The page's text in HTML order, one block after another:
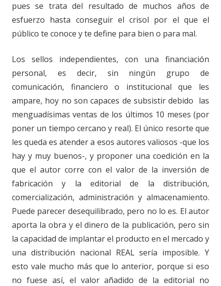
pues se trata del resultado de muchos años de
esfuerzo hasta conseguir el crisol por el que el
público te conoce y te define para bien o para mal.
Los sellos independientes, con una financiación
personal, es decir, sin ningún grupo de
comunicación, financiero o institucional que les
ampare, hoy no son capaces de subsistir debido las
menguadísimas ventas de los últimos 10 meses (por
poner un tiempo cercano y real). El único resorte que
les queda es atender a esos autores valiosos -que los
hay y muy buenos-, y proponer una coedición en la
que el autor corre con el valor de la inversión de
fabricación y la editorial de la distribución,
comercialización, administración y almacenamiento.
Puede parecer desequilibrado, pero no lo es. El autor
aporta la obra y el dinero de la publicación, pero sin
la capacidad de implantar el producto en el mercado y
una distribución nacional REAL sería imposible. Y
esto vale mucho más que lo anterior, porque si eso
no fuese así, el valor añadido de la editorial no